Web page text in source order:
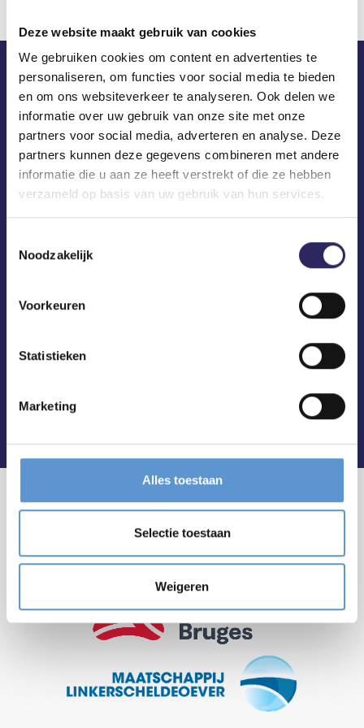
Deze website maakt gebruik van cookies
We gebruiken cookies om content en advertenties te
personaliseren, om functies voor social media te bieden
en om ons websiteverkeer te analyseren. Ook delen we
informatie over uw gebruik van onze site met onze
partners voor social media, adverteren en analyse. Deze
partners kunnen deze gegevens combineren met andere
informatie die u aan ze heeft verstrekt of die ze hebben
verzameld op basis van uw gebruik van hun services.
Noodzakelijk
Voorkeuren
Statistieken
Marketing
Alles toestaan
Selectie toestaan
Weigeren
ECA in je mailbox?